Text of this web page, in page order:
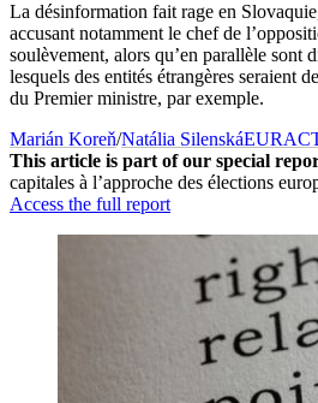
La désinformation fait rage en
accusant notamment le chef de
soulèvement, alors qu’en parallèle sont
lesquels des entités étrangères seraient
du Premier ministre, par exemple.
Marián Koreň/Natália Silenská
This article is part of our special
capitales à l’approche des élections
Access the full report